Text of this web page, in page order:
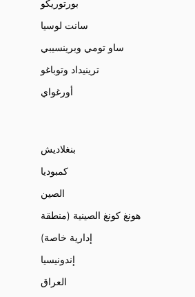
بورتوريكو
سانت لوسيا
ساو تومي وبرينسيبي
ترينيداد وتوباغو
أورغواي
بنغلاديش
كمبوديا
الصين
هونغ كونغ الصينية (منطقة
إدارية خاصة)
إندونيسيا
العراق